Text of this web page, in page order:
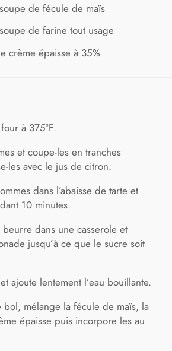
de fécule de maïs
de farine tout usage
crème épaisse à 35%
à 375°F.
et coupe-les en tranches
les avec le jus de citron.
dans l’abaisse de tarte et
10 minutes.
dans une casserole et
jusqu’à ce que le sucre soit
ajoute lentement l’eau bouillante.
bol, mélange la fécule de maïs, la
épaisse puis incorpore les au